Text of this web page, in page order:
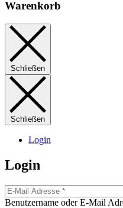
Warenkorb
Schließen
Schließen
Login
Login
Benutzername oder E-Mail